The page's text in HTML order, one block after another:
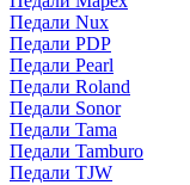
Педали Nux
Педали PDP
Педали Pearl
Педали Roland
Педали Sonor
Педали Tama
Педали Tamburo
Педали TJW